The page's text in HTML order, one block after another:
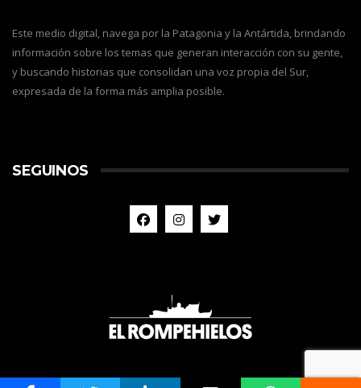
Este medio digital, navega por la Patagonia y la Antártida, brindando
información sobre los temas que generan interacción con su gente,
y buscando historias que consolidan una voz propia del Sur,
expresada de la forma más amplia posible.
SEGUINOS